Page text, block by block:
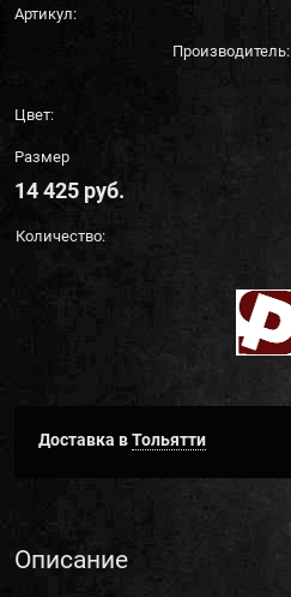
Артикул:
Производитель:
Цвет:
Размер
14 425 руб.
Количество:
Доставка вТольятти
Описание